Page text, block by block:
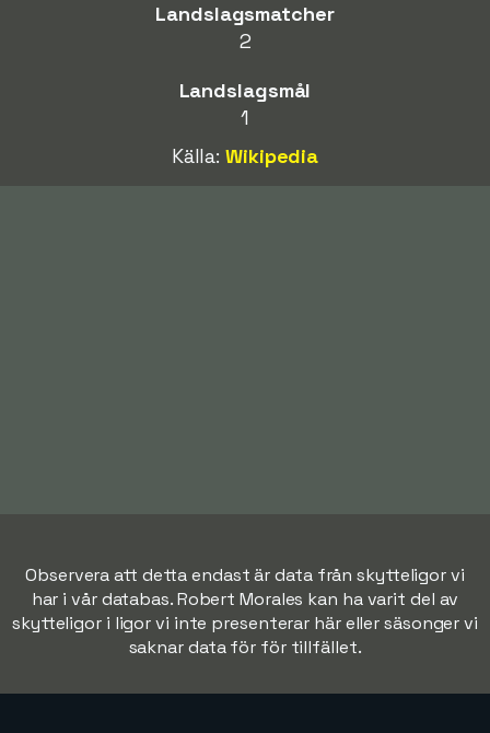
Landslagsmatcher
2
Landslagsmål
1
Källa:Wikipedia
Observera att detta endast är data från skytteligor vi
har i vår databas. Robert Morales kan ha varit del av
skytteligor i ligor vi inte presenterar här eller säsonger vi
saknar data för för tillfället.